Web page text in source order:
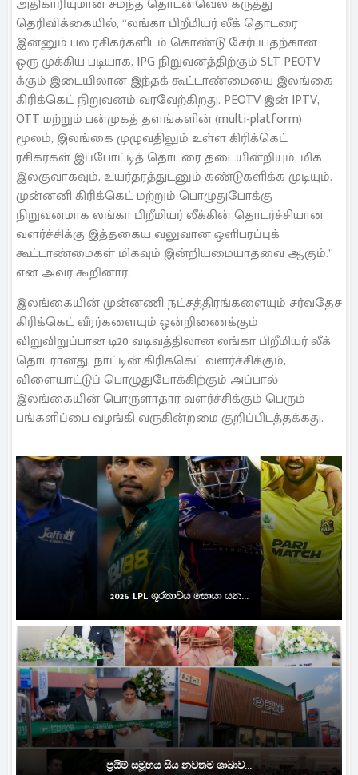
தெரிவிக்கையில், “லங்கா பிறீமியர் லீக் தொடரை
இன்னும் பல ரசிகர்களிடம் கொண்டு சேர்ப்பதற்கான
ஒரு முக்கிய படியாக, IPG நிறுவனத்திற்கும் SLT PEOTV
க்கும் இடையிலான இந்தக் கூட்டாண்மையை இலங்கை
கிரிக்கெட் நிறுவனம் வரவேற்கிறது. PEOTV இன் IPTV,
OTT மற்றும் பன்முகத் தளங்களின் (multi-platform)
மூலம், இலங்கை முழுவதிலும் உள்ள கிரிக்கெட்
ரசிகர்கள் இப்போட்டித் தொடரை தடையின்றியும், மிக
இலகுவாகவும், உயர்தரத்துடனும் கண்டுகளிக்க முடியும்.
முன்னனி கிரிக்கெட் மற்றும் பொழுதுபோக்கு
நிறுவனமாக லங்கா பிறீமியர் லீக்கின் தொடர்ச்சியான
வளர்ச்சிக்கு இத்தகைய வலுவான ஒளிபரப்புக்
கூட்டாண்மைகள் மிகவும் இன்றியமையாதவை ஆகும்.”
என அவர் கூறினார்.
இலங்கையின் முன்னணி நட்சத்திரங்களையும் சர்வதேச
கிரிக்கெட் வீரர்களையும் ஒன்றிணைக்கும்
விறுவிறுப்பான டி20 வடிவத்திலான லங்கா பிறீமியர் லீக்
தொடரானது, நாட்டின் கிரிக்கெட் வளர்ச்சிக்கும்,
விளையாட்டுப் பொழுதுபோக்கிற்கும் அப்பால்
இலங்கையின் பொருளாதார வளர்ச்சிக்கும் பெரும்
பங்களிப்பை வழங்கி வருகின்றமை குறிப்பிடத்தக்கது.
2026 LPL ශූරතාවය සොයා යන...
ප්‍රයිම් සමූහය සිය නවතම ශාඛාව...